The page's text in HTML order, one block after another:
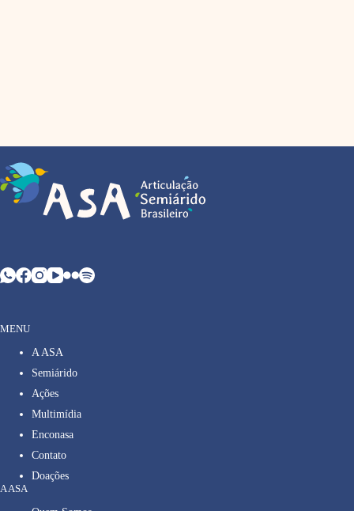
MENU
A ASA
Semiárido
Ações
Multimídia
Enconasa
Contato
Doações
A ASA